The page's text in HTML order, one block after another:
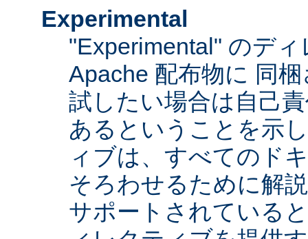
Experimental
"Experimental" のデ
Apache 配布物に 同
試したい場合は自己
あるということを示
ィブは、すべてのド
そろわせるために解
サポートされている